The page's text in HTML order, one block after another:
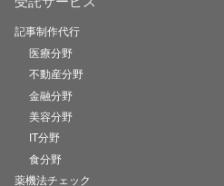
記事制作代行
医療分野
不動産分野
金融分野
美容分野
IT分野
食分野
薬機法チェック